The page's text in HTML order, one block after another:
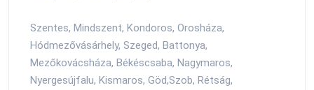
Szentes, Mindszent, Kondoros, Orosháza,
Hódmezővásárhely, Szeged, Battonya,
Mezőkovácsháza, Békéscsaba, Nagymaros,
Nyergesújfalu, Kismaros, Göd,Szob, Rétság,